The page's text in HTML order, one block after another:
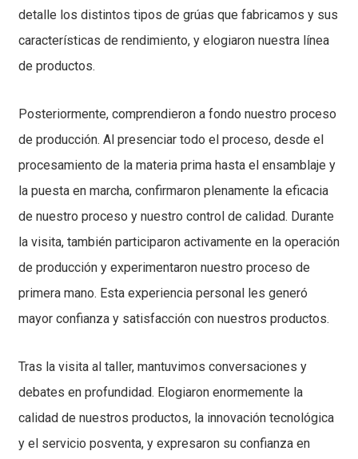
detalle los distintos tipos de grúas que fabricamos y sus
características de rendimiento, y elogiaron nuestra línea
de productos.
Posteriormente, comprendieron a fondo nuestro proceso
de producción. Al presenciar todo el proceso, desde el
procesamiento de la materia prima hasta el ensamblaje y
la puesta en marcha, confirmaron plenamente la eficacia
de nuestro proceso y nuestro control de calidad. Durante
la visita, también participaron activamente en la operación
de producción y experimentaron nuestro proceso de
primera mano. Esta experiencia personal les generó
mayor confianza y satisfacción con nuestros productos.
Tras la visita al taller, mantuvimos conversaciones y
debates en profundidad. Elogiaron enormemente la
calidad de nuestros productos, la innovación tecnológica
y el servicio posventa, y expresaron su confianza en